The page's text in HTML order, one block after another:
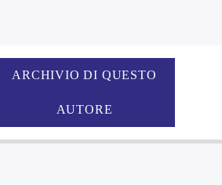
ARCHIVIO DI QUESTO
AUTORE